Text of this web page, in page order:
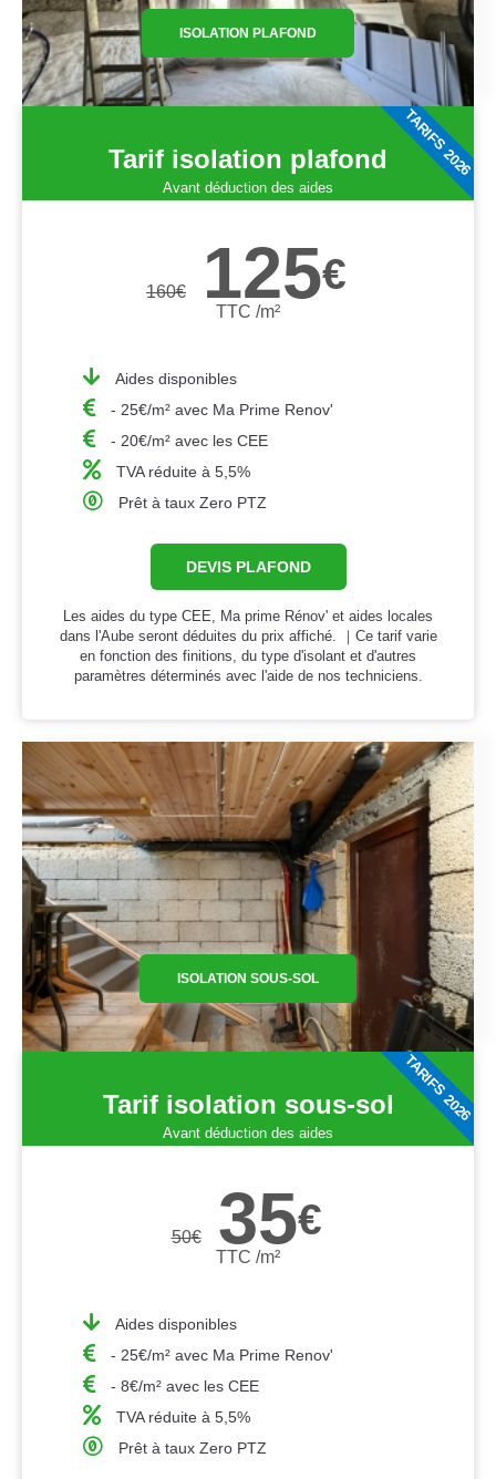
ISOLATION PLAFOND
Tarif isolation plafond
Avant déduction des aides
160€ 125€
TTC /m²
Aides disponibles
- 25€/m² avec Ma Prime Renov'
- 20€/m² avec les CEE
TVA réduite à 5,5%
Prêt à taux Zero PTZ
DEVIS PLAFOND
Les aides du type CEE, Ma prime Rénov' et aides locales
dans l'Aube seront déduites du prix affiché. ｜Ce tarif varie
en fonction des finitions, du type d'isolant et d'autres
paramètres déterminés avec l'aide de nos techniciens.
TARIFS 2026
ISOLATION SOUS-SOL
Tarif isolation sous-sol
Avant déduction des aides
50€ 35€
TTC /m²
Aides disponibles
- 25€/m² avec Ma Prime Renov'
- 8€/m² avec les CEE
TVA réduite à 5,5%
Prêt à taux Zero PTZ
TARIFS 2026